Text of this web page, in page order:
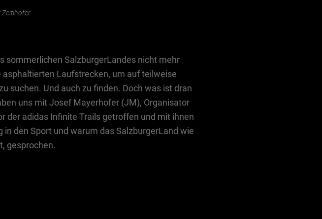
Zeitlhofer
sommerlichen SalzburgerLandes nicht mehr
Laufstrecken, um auf teilweise
suchen. Und auch zu finden. Doch was ist dran
uns mit Josef Mayerhofer (JM), Organisator
der adidas Infinite Trails getroffen und mit ihnen
den Sport und warum das SalzburgerLand wie
gesprochen.